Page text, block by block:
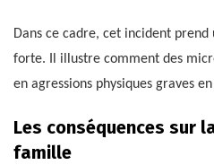
Dans ce cadre, cet incident
forte. Il illustre comment des
en agressions physiques graves
Les conséquences sur
famille